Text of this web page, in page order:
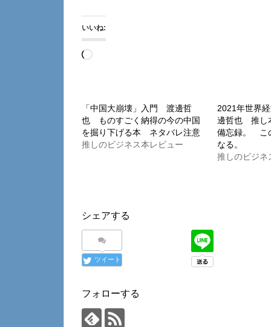
いいね:
読
み
中…
「中国大崩壊」入門 渡邊哲
也 ものすごく納得の今の中国
を掘り下げる本 ネタバレ注意
推しのビジネス本レビュー
2021年世界
邊哲也 推し
備忘録。 こ
なる。
推しのビジネ
シェアする
ツイート
フォローする